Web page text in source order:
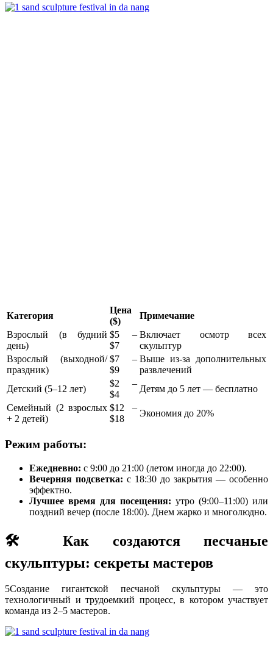
Категория
Цена
($)
Примечание
Взрослый (в будний
день)
$5 –
$7
Включает осмотр всех
скульптур
Взрослый (выходной/
праздник)
$7 –
$9
Выше из-за дополнительных
развлечений
Детский (5–12 лет)
$2 –
$4
Детям до 5 лет — бесплатно
Семейный (2 взрослых
+ 2 детей)
$12 –
$18
Экономия до 20%
Режим работы:
Ежедневно: с 9:00 до 21:00 (летом иногда до 22:00).
Вечерняя подсветка: с 18:30 до закрытия — особенно
эффектно.
Лучшее время для посещения: утро (9:00–11:00) или
поздний вечер (после 18:00). Днем жарко и многолюдно.
🛠️ Как создаются песчаные
скульптуры: секреты мастеров
5Создание гигантской песчаной скульптуры — это
технологичный и трудоемкий процесс, в котором участвует
команда из 2–5 мастеров.